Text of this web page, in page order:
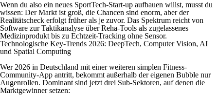
Wenn du also ein neues SportTech-Start-up aufbauen willst, musst du
wissen: Der Markt ist groß, die Chancen sind enorm, aber der
Realitätscheck erfolgt früher als je zuvor. Das Spektrum reicht von
Software zur Taktikanalyse über Reha-Tools als zugelassenes
Medizinprodukt bis zu Echtzeit-Tracking ohne Sensor.
Technologische Key-Trends 2026: DeepTech, Computer Vision, AI
und Spatial Computing
Wer 2026 in Deutschland mit einer weiteren simplen Fitness-
Community-App antritt, bekommt außerhalb der eigenen Bubble nur
Augenrollen. Dominant sind jetzt drei Sub-Sektoren, auf denen die
Marktgewinner setzen: